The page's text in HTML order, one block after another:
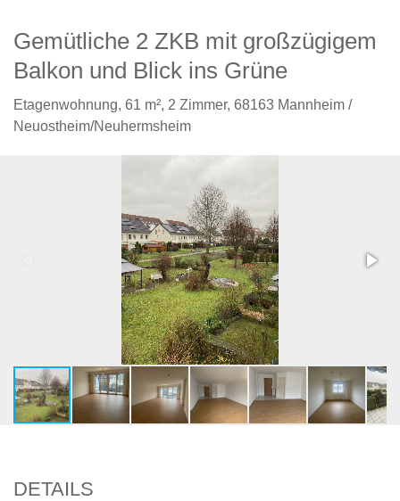
Gemütliche 2 ZKB mit großzügigem
Balkon und Blick ins Grüne
Etagenwohnung, 61 m², 2 Zimmer, 68163 Mannheim /
Neuostheim/Neuhermsheim
DETAILS